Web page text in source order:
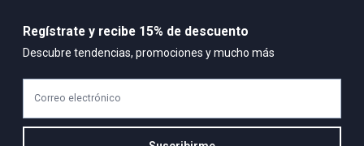
Regístrate y recibe 15% de descuento
Descubre tendencias, promociones y mucho más
Correo electrónico